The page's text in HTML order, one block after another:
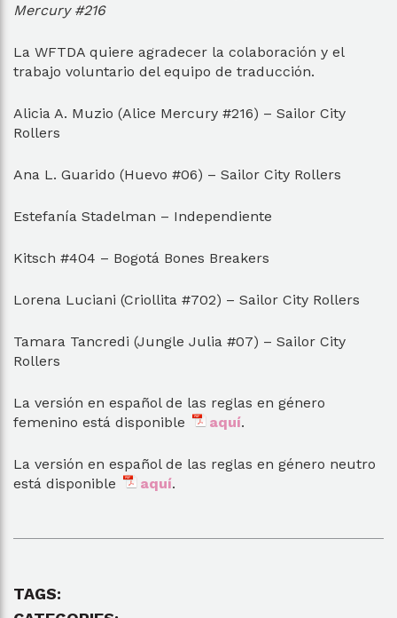
Mercury #216
La WFTDA quiere agradecer la colaboración y el
trabajo voluntario del equipo de traducción.
Alicia A. Muzio (Alice Mercury #216) – Sailor City
Rollers
Ana L. Guarido (Huevo #06) – Sailor City Rollers
Estefanía Stadelman – Independiente
Kitsch #404 – Bogotá Bones Breakers
Lorena Luciani (Criollita #702) – Sailor City Rollers
Tamara Tancredi (Jungle Julia #07) – Sailor City
Rollers
La versión en español de las reglas en género
femenino está disponible
aquí.
La versión en español de las reglas en género neutro
está disponible
aquí.
TAGS: